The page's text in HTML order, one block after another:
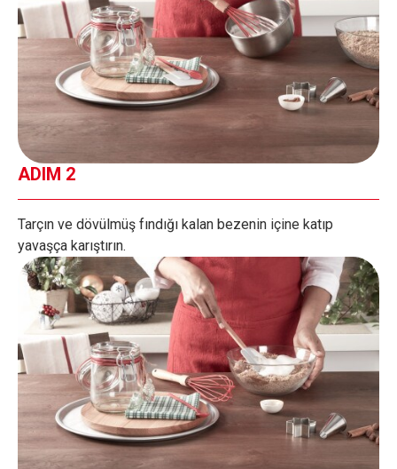
ADIM 2
Tarçın ve dövülmüş fındığı kalan bezenin içine katıp
yavaşça karıştırın.